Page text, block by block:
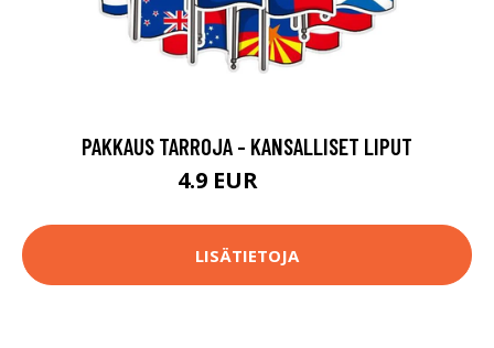
PAKKAUS TARROJA - KANSALLISET LIPUT
4.9 EUR
LISÄTIETOJA